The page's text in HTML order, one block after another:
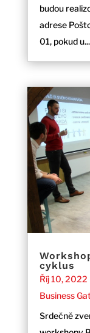
budou
adrese
01, pokud u...
cyklus
Říj 10, 2022
Business
Srdečně